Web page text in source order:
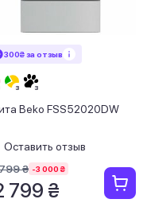
300₴ за отзыв
Beko FSS52020DW
Оставить отзыв
₴ -3 000 ₴
799 ₴